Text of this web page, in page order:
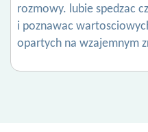
rozmowy. lubie spedzac
i poznawac
opartych na wzajemnym